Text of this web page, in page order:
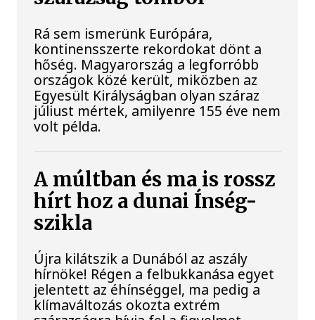
Rá sem ismerünk Európára,
kontinensszerte rekordokat dönt a
hőség. Magyarország a legforróbb
országok közé került, miközben az
Egyesült Királyságban olyan száraz
júliust mértek, amilyenre 155 éve nem
volt példa.
A múltban és ma is rossz
hírt hoz a dunai Ínség-
szikla
Újra kilátszik a Dunából az aszály
hírnöke! Régen a felbukkanása egyet
jelentett az éhínséggel, ma pedig a
klímaváltozás okozta extrém